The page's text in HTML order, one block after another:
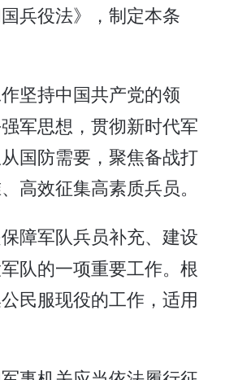
兵役法》，制定本条
坚持中国共产党的领
军思想，贯彻新时代军
国防需要，聚焦备战打
高效征集高素质兵员。
障军队兵员补充、建设
队的一项重要工作。根
民服现役的工作，适用